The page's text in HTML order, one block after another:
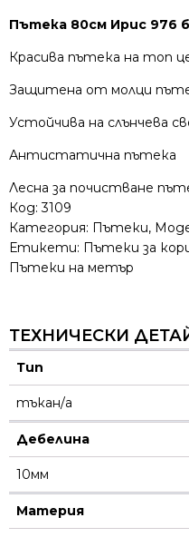
Пътека 80см Ирис 976
Красива пътека на топ
Защитена от молци
Устойчива на слънчева
Антистатична пътека
Лесна за почистване
Код:3109
Категория: Пътеки,
Етикети: Пътеки за
Пътеки на метър
ТЕХНИЧЕСКИ
Тип
тъкан/а
Дебелина
10мм
Материя